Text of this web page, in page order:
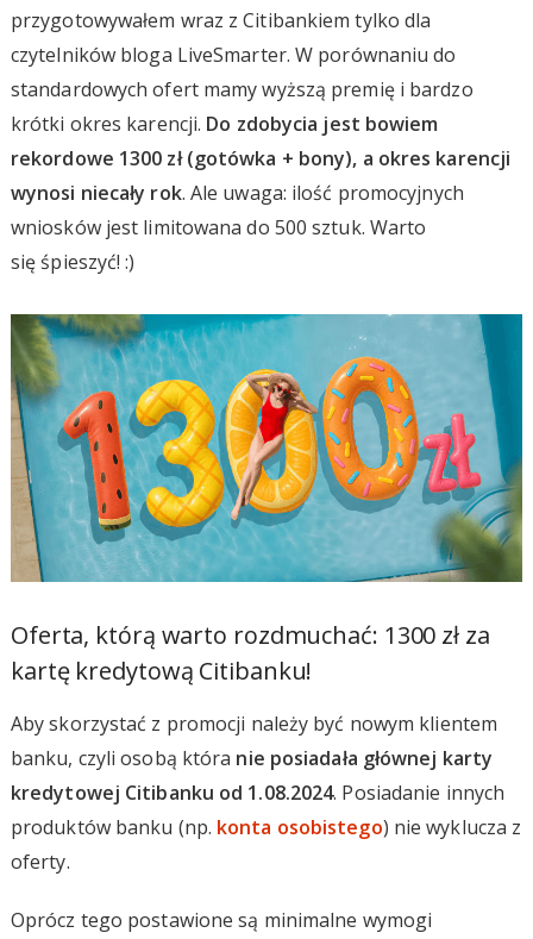
przygotowywałem wraz z Citibankiem tylko dla
czytelników bloga LiveSmarter. W porównaniu do
standardowych ofert mamy wyższą premię i bardzo
krótki okres karencji. Do zdobycia jest bowiem
rekordowe 1300 zł (gotówka + bony), a okres karencji
wynosi niecały rok. Ale uwaga: ilość promocyjnych
wniosków jest limitowana do 500 sztuk. Warto
się śpieszyć! :)
Oferta, którą warto rozdmuchać: 1300 zł za
kartę kredytową Citibanku!
Aby skorzystać z promocji należy być nowym klientem
banku, czyli osobą która nie posiadała głównej karty
kredytowej Citibanku od 1.08.2024. Posiadanie innych
produktów banku (np. konta osobistego) nie wyklucza z
oferty.
Oprócz tego postawione są minimalne wymogi